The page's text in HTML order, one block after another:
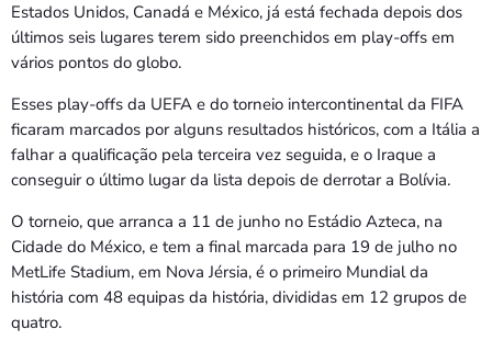
Bom dia RAFA
7:00 AM - 10:00 AM
Estados Unidos, Canadá e México, já está fechada depois dos
últimos seis lugares terem sido preenchidos em play-offs em
vários pontos do globo.
Esses play-offs da UEFA e do torneio intercontinental da FIFA
ficaram marcados por alguns resultados históricos, com a Itália a
falhar a qualificação pela terceira vez seguida, e o Iraque a
conseguir o último lugar da lista depois de derrotar a Bolívia.
O torneio, que arranca a 11 de junho no Estádio Azteca, na
Cidade do México, e tem a final marcada para 19 de julho no
MetLife Stadium, em Nova Jérsia, é o primeiro Mundial da
história com 48 equipas da história, divididas em 12 grupos de
quatro.